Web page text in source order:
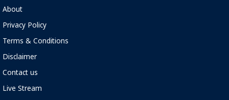
About
Privacy Policy
Terms & Conditions
Disclaimer
Contact us
Live Stream